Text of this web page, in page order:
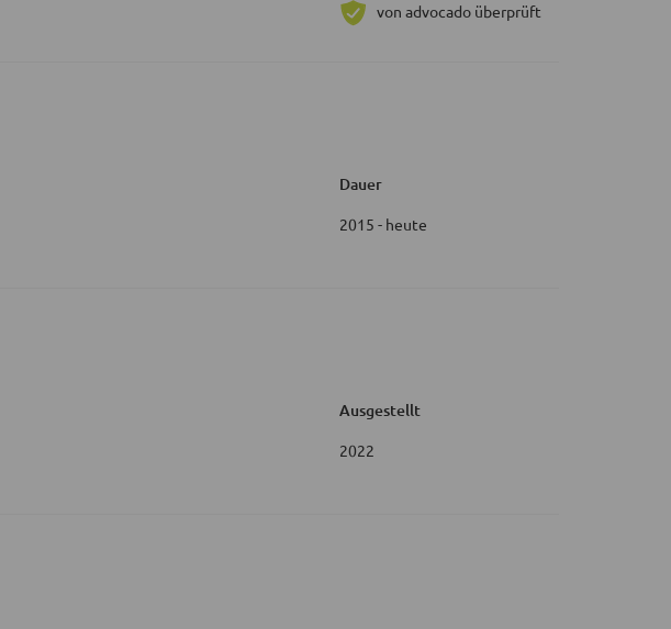
von advocado überprüft
Dauer
2015 - heute
Ausgestellt
2022